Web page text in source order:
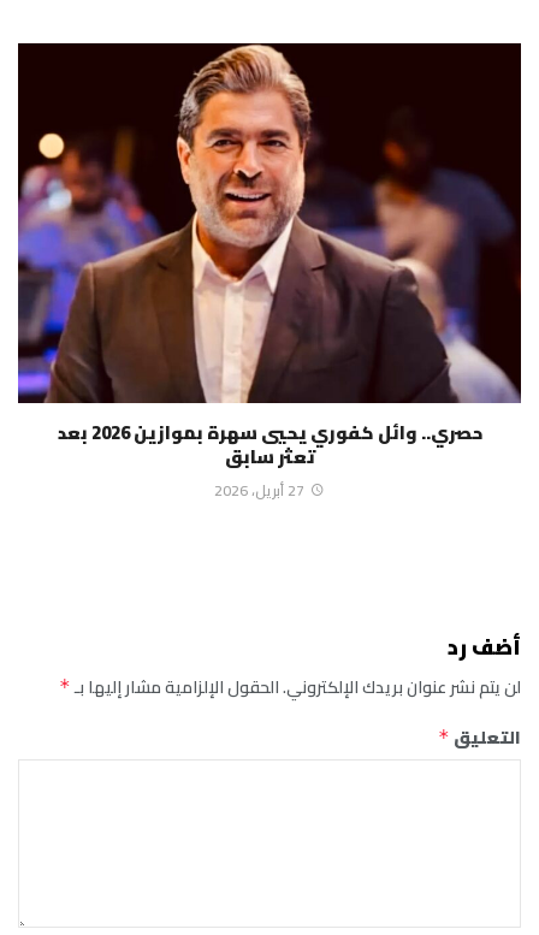
حصري.. وائل كفوري يحيي سهرة بموازين 2026 بعد
تعثر سابق
27 أبريل، 2026
أضف رد
لن يتم نشر عنوان بريدك الإلكتروني.الحقول الإلزامية مشار إليها بـ*
التعليق *